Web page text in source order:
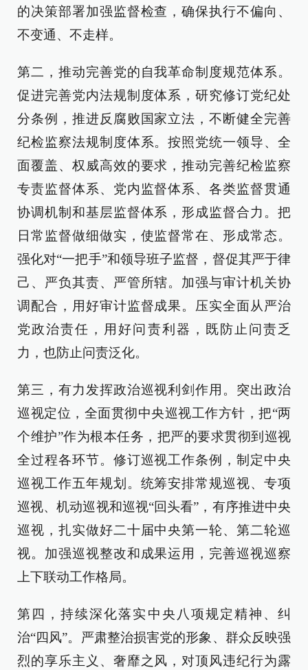
的决策部署加强监督检查，确保执行不偏向、
不变通、不走样。
第二，推动完善党的自我革命制度规范体系。
促进完善党内法规制度体系，研究修订党纪处
分条例，推进反腐败国家立法，不断健全完善
纪检监察法规制度体系。按照党统一领导、全
面覆盖、权威高效的要求，推动完善纪检监察
专责监督体系、党内监督体系、各类监督贯通
协调机制和基层监督体系，形成监督合力。把
日常监督做细做实，使监督常在、形成常态。
强化对“一把手”和领导班子监督，督促其严于律
己、严负其责、严管所辖。加强与审计机关协
调配合，用好审计监督成果。压实全面从严治
党政治责任，用好问责利器，既防止问责乏
力，也防止问责泛化。
第三，有力发挥政治巡视利剑作用。突出政治
巡视定位，全面贯彻中央巡视工作方针，把“两
个维护”作为根本任务，把严的要求贯彻到巡视
全过程各环节。修订巡视工作条例，制定中央
巡视工作五年规划。统筹安排常规巡视、专项
巡视、机动巡视和巡视“回头看”，有序推进中央
巡视，扎实做好二十届中央第一轮、第二轮巡
视。加强巡视整改和成果运用，完善巡视巡察
上下联动工作格局。
第四，持续深化落实中央八项规定精神、纠
治“四风”。严肃整治损害党的形象、群众反映强
烈的享乐主义、奢靡之风，对顶风违纪行为露